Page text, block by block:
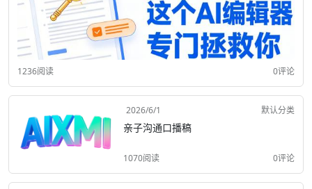
1236阅读 0评论
2026/6/1 默认分类
亲子沟通口播稿
1070阅读 0评论